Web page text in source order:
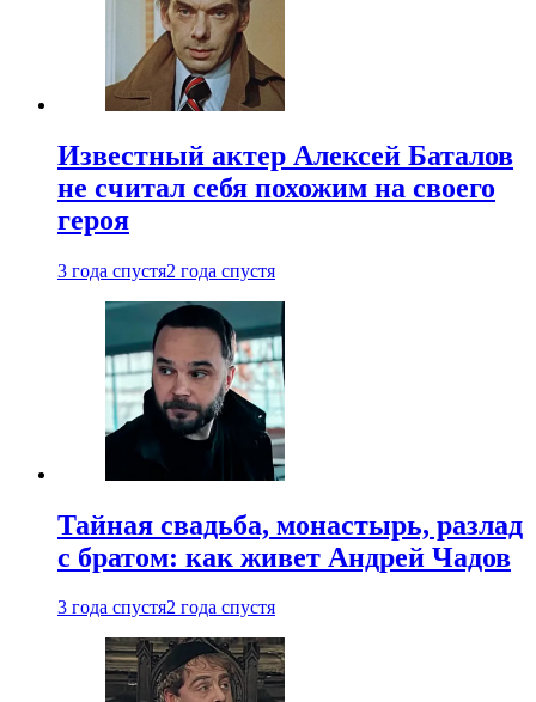
Известный актер Алексей Баталов
не считал себя похожим на своего
героя
3 года спустя2 года спустя
Тайная свадьба, монастырь, разлад
с братом: как живет Андрей Чадов
3 года спустя2 года спустя